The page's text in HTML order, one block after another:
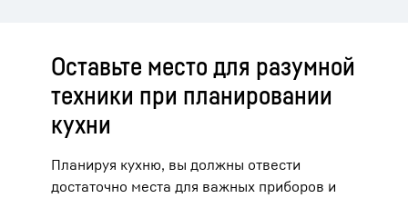
Оставьте место для разумной
техники при планировании
кухни
Планируя кухню, вы должны отвести
достаточно места для важных приборов и